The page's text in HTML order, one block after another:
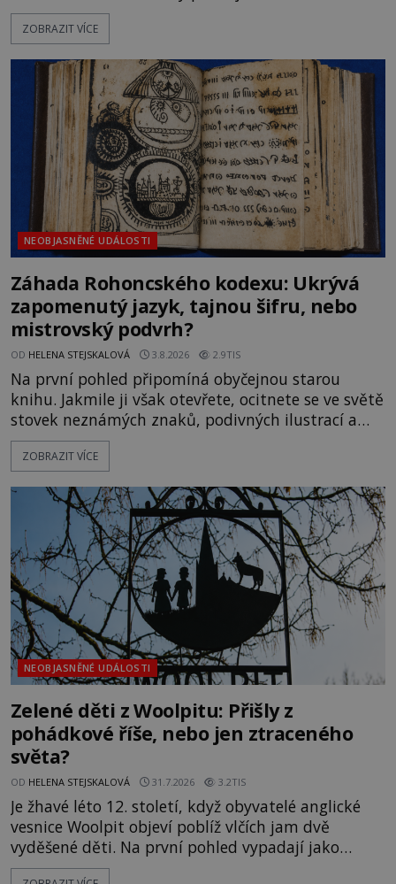
Německo zahajuje operaci Barbarossa a napadá
Sovětský svaz. Shoda dat je natolik zarážející, že se
na legendě něco pravdy, nebo jde jen o fascinující
souhru okolností? Když antropolog Michail
Gerasimov (1907-1970) a
ZOBRAZIT VÍCE
NEOBJASNĚNÉ UDÁLOSTI
Záhada Rohoncského kodexu: Ukrývá
zapomenutý jazyk, tajnou šifru, nebo
mistrovský podvrh?
OD HELENA STEJSKALOVÁ 3.8.2026 2.9TIS
Na první pohled připomíná obyčejnou starou
knihu. Jakmile ji však otevřete, ocitnete se ve světě
stovek neznámých znaků, podivných ilustrací a
textu, který už téměř dvě století vzdoruje všem
pokusům o rozluštění. Rohoncský kodex patří mezi
jistotou neví, kdo jej napsal, kdy vznikl ani co
vlastně vypráví. Rohoncský kodex se poprvé
objevuje v roce
ZOBRAZIT VÍCE
NEOBJASNĚNÉ UDÁLOSTI
Zelené děti z Woolpitu: Přišly z
pohádkové říše, nebo jen ztraceného
světa?
OD HELENA STEJSKALOVÁ 31.7.2026 3.2TIS
Je žhavé léto 12. století, když obyvatelé anglické
vesnice Woolpit objeví poblíž vlčích jam dvě
vyděšené děti. Na první pohled vypadají jako
každé jiné, až na jednu děsivou výjimku. Jejich